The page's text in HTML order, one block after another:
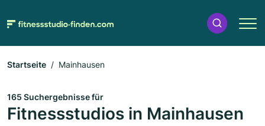
Startseite Mainhausen
165 Suchergebnisse für
Fitnessstudios in Mainhausen